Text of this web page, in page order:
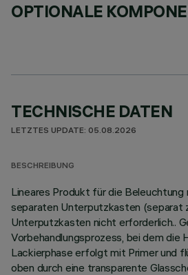
OPTIONALE
TECHNISCHE DATEN
LETZTES UPDATE: 05.08.2026
BESCHREIBUNG
Lineares Produkt für die
separaten Unterputzkasten (separat
Unterputzkasten nicht erforderlich..
Vorbehandlungsprozess, bei dem
Lackierphase erfolgt mit Primer und
oben durch eine transparente